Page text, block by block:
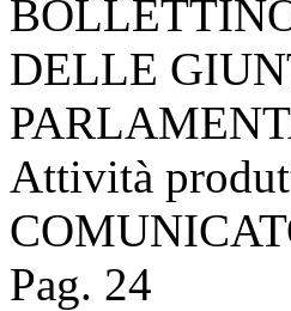
DELLE
Attività
Pag. 24